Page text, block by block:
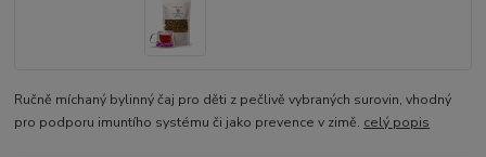
Ručně míchaný bylinný čaj pro děti z pečlivě vybraných surovin, vhodný
pro podporu imuntího systému či jako prevence v zimě. celý popis